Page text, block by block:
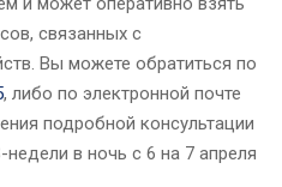
связанных с
Вы можете обратиться по
, либо по электронной почте
подробной консультации
в ночь с 6 на 7 апреля